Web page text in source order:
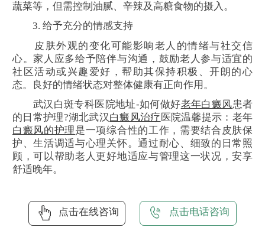
蔬菜等，但需控制油腻、辛辣及高糖食物的摄入。
3. 给予充分的情感支持
皮肤外观的变化可能影响老人的情绪与社交信
心。家人应多给予陪伴与沟通，鼓励老人参与适宜的
社区活动或兴趣爱好，帮助其保持积极、开朗的心
态。良好的情绪状态对整体健康有正向作用。
武汉白斑专科医院地址-如何做好老年白癜风患者
的日常护理?湖北武汉白癜风治疗 医院温馨提示：老年
白癜风的护理是一项综合性的工作，需要结合皮肤保
护、生活调适与心理关怀。通过耐心、细致的日常照
顾，可以帮助老人更好地适应与管理这一状况，安享
舒适晚年。
点击在线咨询 点击电话咨询